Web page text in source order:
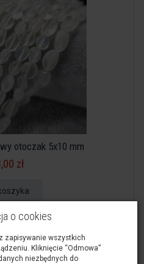
otoczak 5x10 mm
zł
o cookies
zapisywanie wszystkich
Kliknięcie “Odmowa”
niezbędnych do